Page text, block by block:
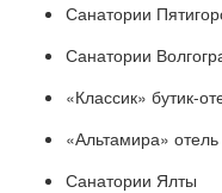
Санатории
Санатории
«Классик» бутик-
«Альтамира»
Санатории Ялты